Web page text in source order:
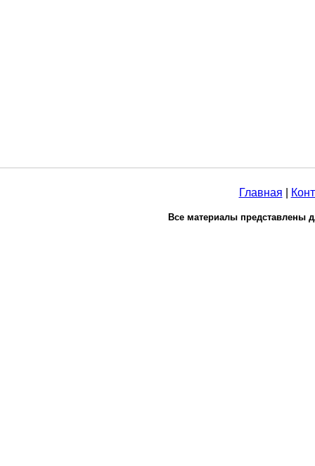
Главная
Все материалы представлены